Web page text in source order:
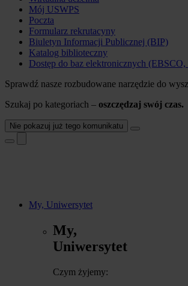
Mój USWPS
Poczta
Formularz rekrutacyny
Biuletyn Informacji Publicznej (BIP)
Katalog biblioteczny
Dostęp do baz elektronicznych
Sprawdź nasze rozbudowane narzędzie do
Szukaj po kategoriach – oszczędzaj swój czas.
Nie pokazuj już tego komunikatu
My, Uniwersytet
My,
Uniwersytet
Czym żyjemy: